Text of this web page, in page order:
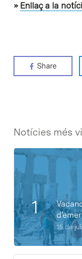
» Enllaç a la
Share
Notícies més
15 de